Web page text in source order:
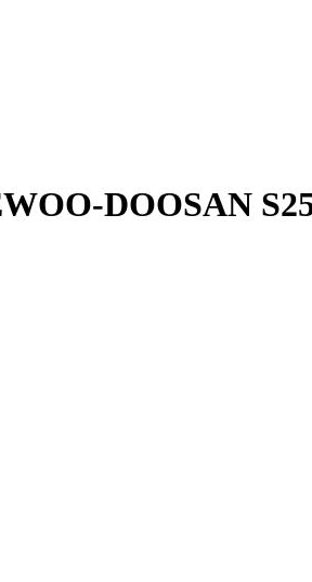
DOOSAN